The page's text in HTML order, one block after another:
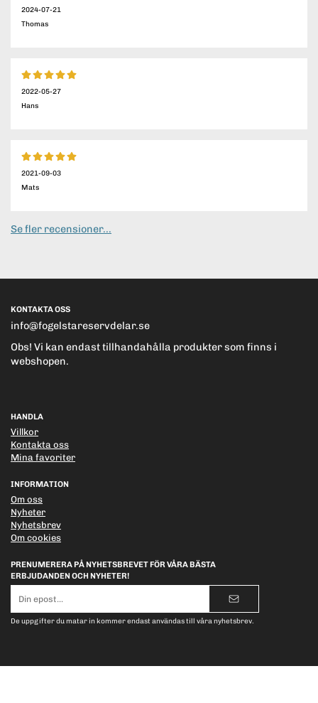
2024-07-21
Thomas
2022-05-27
Hans
2021-09-03
Mats
Se fler recensioner...
KONTAKTA OSS
info@fogelstareservdelar.se
Obs! Vi kan endast tillhandahålla produkter som finns i
webshopen.
HANDLA
Villkor
Kontakta oss
Mina favoriter
INFORMATION
Om oss
Nyheter
Nyhetsbrev
Om cookies
PRENUMERERA PÅ NYHETSBREVET FÖR VÅRA BÄSTA
ERBJUDANDEN OCH NYHETER!
postadress
De uppgifter du matar in kommer endast användas till våra nyhetsbrev.